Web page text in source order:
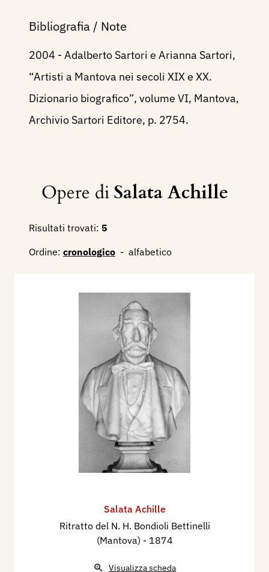
Bibliografia / Note
2004 - Adalberto Sartori e Arianna Sartori,
“Artisti a Mantova nei secoli XIX e XX.
Dizionario biografico”, volume VI, Mantova,
Archivio Sartori Editore, p. 2754.
Opere diSalata Achille
Risultati trovati: 5
Ordine: cronologico - alfabetico
Salata Achille
Ritratto del N. H. Bondioli Bettinelli
(Mantova) - 1874
Visualizza scheda